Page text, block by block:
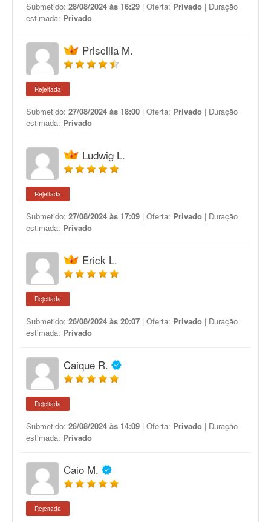
Submetido: 28/08/2024 às 16:29 | Oferta: Privado | Duração
estimada: Privado
Priscilla M.
Rejeitada
Submetido: 27/08/2024 às 18:00 | Oferta: Privado | Duração
estimada: Privado
Ludwig L.
Rejeitada
Submetido: 27/08/2024 às 17:09 | Oferta: Privado | Duração
estimada: Privado
Erick L.
Rejeitada
Submetido: 26/08/2024 às 20:07 | Oferta: Privado | Duração
estimada: Privado
Caique R.
Rejeitada
Submetido: 26/08/2024 às 14:09 | Oferta: Privado | Duração
estimada: Privado
Caio M.
Rejeitada